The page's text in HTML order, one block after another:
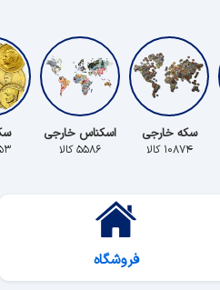
سکه خارجی
۱۰۸۷۴ کالا
اسکناس خارجی
۵۵۸۶ کالا
فروشگاه